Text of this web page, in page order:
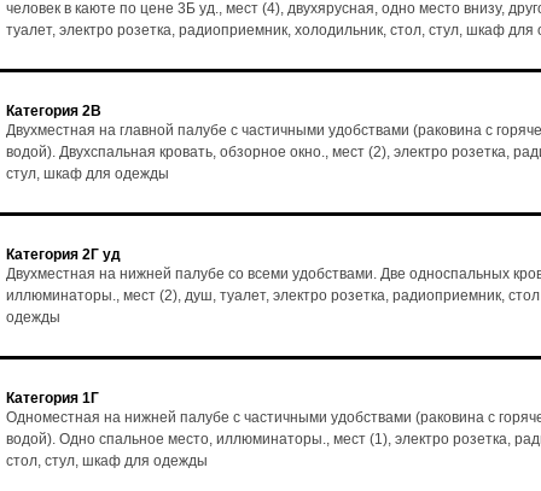
человек в каюте по цене 3Б уд., мест (4), двухярусная, одно место внизу,
туалет, электро розетка, радиоприемник, холодильник, стол, стул, шкаф
Категория 2В
Двухместная на главной палубе с частичными удобствами (раковина с
водой). Двухспальная кровать, обзорное окно., мест (2), электро розетка,
стул, шкаф для одежды
Категория 2Г уд
Двухместная на нижней палубе со всеми удобствами. Две односпальных
иллюминаторы., мест (2), душ, туалет, электро розетка, радиоприемник,
одежды
Категория 1Г
Одноместная на нижней палубе с частичными удобствами (раковина с
водой). Одно спальное место, иллюминаторы., мест (1), электро розетка,
стол, стул, шкаф для одежды